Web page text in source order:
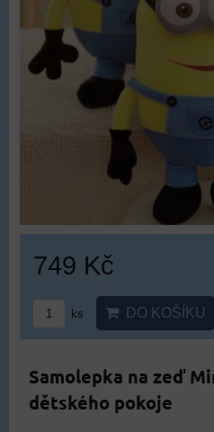
749 Kč
ks DO KOŠÍKU
Samolepka na zeď
dětského pokoje